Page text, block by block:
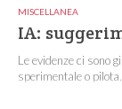
MISCELLANEA
IA:
Le evidenze ci sono
sperimentale o